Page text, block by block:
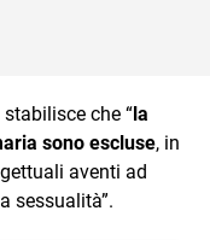
che “la
sono escluse, in
aventi ad
sessualità”.